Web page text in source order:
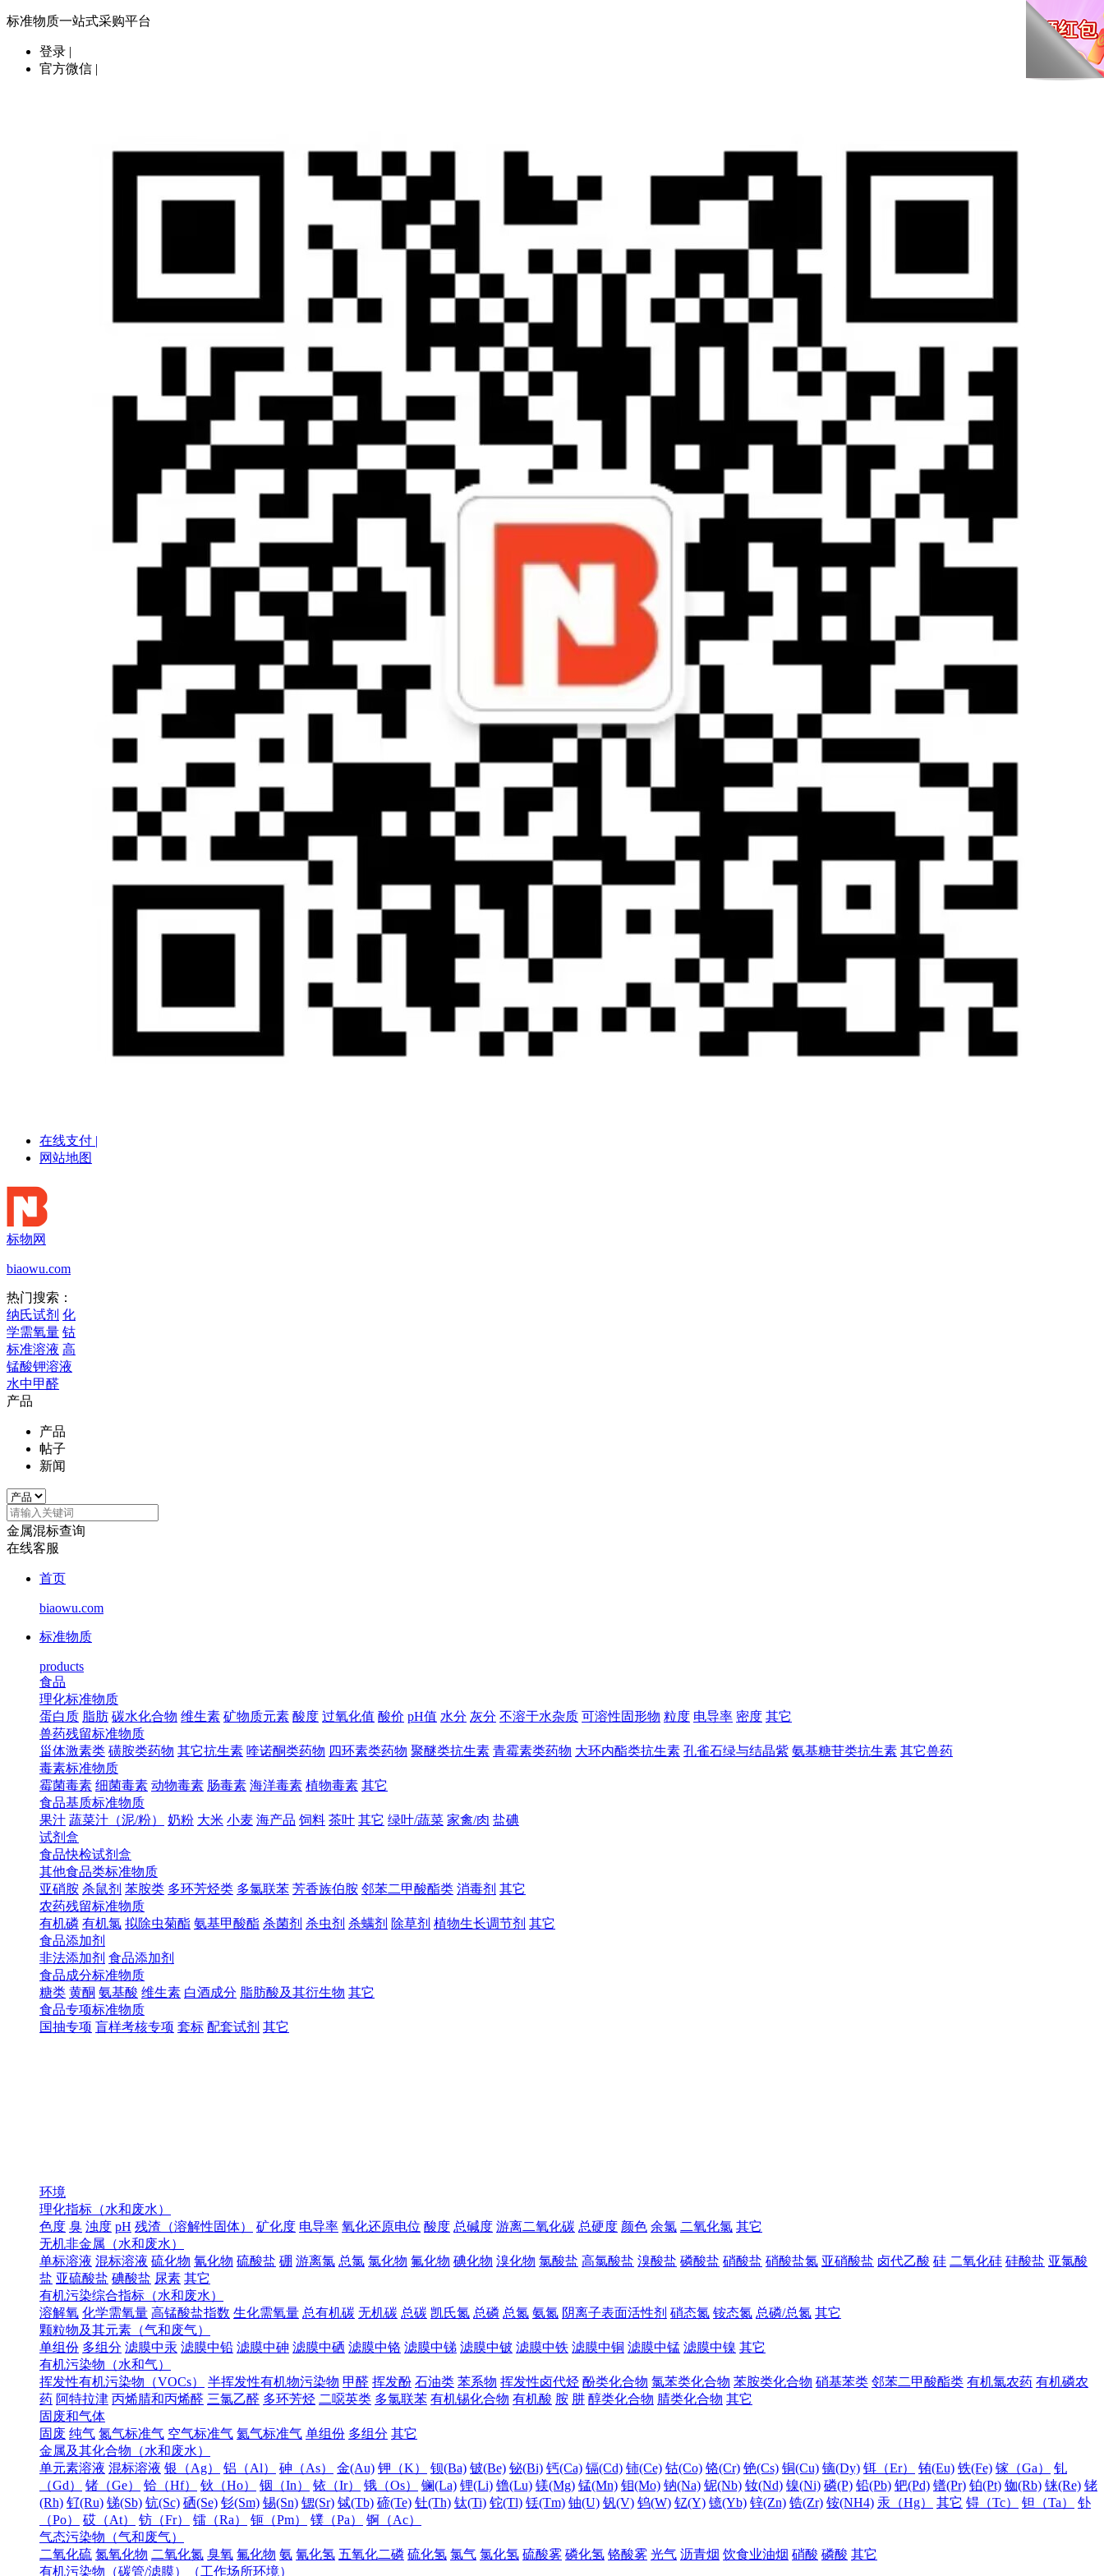
标准物质一站式采购平台
登录 |
官方微信 |
在线支付 |
网站地图
标物网
biaowu.com
热门搜索：
纳氏试剂 化
学需氧量 钴
标准溶液 高
锰酸钾溶液
水中甲醛
产品
产品
帖子
新闻
金属混标查询
在线客服
首页
biaowu.com
标准物质
products
食品
理化标准物质
蛋白质 脂肪 碳水化合物 维生素 矿物质元素 酸度 过氧化值 酸价 pH值 水分 灰分 不溶于水杂质 可溶性固形物 粒度 电导率 密度 其它
兽药残留标准物质
甾体激素类 磺胺类药物 其它抗生素 喹诺酮类药物 四环素类药物 聚醚类抗生素 青霉素类药物 大环内酯类抗生素 孔雀石绿与结晶紫 氨基糖苷类抗生素 其它兽药
毒素标准物质
霉菌毒素 细菌毒素 动物毒素 肠毒素 海洋毒素 植物毒素 其它
食品基质标准物质
果汁 蔬菜汁（泥/粉） 奶粉 大米 小麦 海产品 饲料 茶叶 其它 绿叶/蔬菜 家禽/肉 盐碘
试剂盒
食品快检试剂盒
其他食品类标准物质
亚硝胺 杀鼠剂 苯胺类 多环芳烃类 多氯联苯 芳香族伯胺 邻苯二甲酸酯类 消毒剂 其它
农药残留标准物质
有机磷 有机氯 拟除虫菊酯 氨基甲酸酯 杀菌剂 杀虫剂 杀螨剂 除草剂 植物生长调节剂 其它
食品添加剂
非法添加剂 食品添加剂
食品成分标准物质
糖类 黄酮 氨基酸 维生素 白酒成分 脂肪酸及其衍生物 其它
食品专项标准物质
国抽专项 盲样考核专项 套标 配套试剂 其它
环境
理化指标（水和废水）
色度 臭 浊度 pH 残渣（溶解性固体） 矿化度 电导率 氧化还原电位 酸度 总碱度 游离二氧化碳 总硬度 颜色 余氯 二氧化氯 其它
无机非金属（水和废水）
单标溶液 混标溶液 硫化物 氰化物 硫酸盐 硼 游离氯 总氯 氯化物 氟化物 碘化物 溴化物 氯酸盐 高氯酸盐 溴酸盐 磷酸盐 硝酸盐 硝酸盐氮 亚硝酸盐 卤代乙酸 硅 二氧化硅 硅酸盐 亚氯酸
盐 亚硫酸盐 碘酸盐 尿素 其它
有机污染综合指标（水和废水）
溶解氧 化学需氧量 高锰酸盐指数 生化需氧量 总有机碳 无机碳 总碳 凯氏氮 总磷 总氮 氨氮 阴离子表面活性剂 硝态氮 铵态氮 总磷/总氮 其它
颗粒物及其元素（气和废气）
单组份 多组分 滤膜中汞 滤膜中铅 滤膜中砷 滤膜中硒 滤膜中铬 滤膜中锑 滤膜中铍 滤膜中铁 滤膜中铜 滤膜中锰 滤膜中镍 其它
有机污染物（水和气）
挥发性有机污染物（VOCs）
半挥发性有机物污染物 甲醛 挥发酚 石油类 苯系物 挥发性卤代烃 酚类化合物 氯苯类化合物 苯胺类化合物 硝基苯类 邻苯二甲酸酯类 有机氯农药 有机磷农
药 阿特拉津 丙烯腈和丙烯醛 三氯乙醛 多环芳烃 二噁英类 多氯联苯 有机锡化合物 有机酸 胺 肼 醇类化合物 腈类化合物 其它
固废和气体
固废 纯气 氮气标准气 空气标准气 氦气标准气 单组份 多组分 其它
金属及其化合物（水和废水）
单元素溶液 混标溶液 银（Ag） 铝（Al） 砷（As） 金(Au) 钾（K） 钡(Ba) 铍(Be) 铋(Bi) 钙(Ca) 镉(Cd) 铈(Ce) 钴(Co) 铬(Cr) 铯(Cs) 铜(Cu) 镝(Dy) 铒（Er） 铕(Eu) 铁(Fe) 镓（Ga）
钆
（Gd）
锗（Ge） 铪（Hf） 钬（Ho） 铟（In） 铱（Ir） 锇（Os） 镧(La) 锂(Li) 镥(Lu) 镁(Mg) 锰(Mn) 钼(Mo) 钠(Na) 铌(Nb) 钕(Nd) 镍(Ni) 磷(P) 铅(Pb) 钯(Pd) 镨(Pr) 铂(Pt) 铷(Rb) 铼(Re) 铑
(Rh) 钌(Ru) 锑(Sb) 钪(Sc) 硒(Se) 钐(Sm) 锡(Sn) 锶(Sr) 铽(Tb) 碲(Te) 钍(Th) 钛(Ti) 铊(Tl) 铥(Tm) 铀(U) 钒(V) 钨(W) 钇(Y) 镱(Yb) 锌(Zn) 锆(Zr) 铵(NH4) 汞（Hg） 其它 锝（Tc） 钽（Ta）
钋
（Po）
砹（At） 钫（Fr） 镭（Ra） 钷（Pm） 镤（Pa）
锕（Ac）
气态污染物（气和废气）
二氧化硫 氮氧化物 二氧化氮 臭氧 氟化物 氨 氰化氢 五氧化二磷 硫化氢 氯气 氯化氢 硫酸雾 磷化氢 铬酸雾 光气 沥青烟 饮食业油烟 硝酸 磷酸 其它
有机污染物（碳管/滤膜）（工作场所环境）